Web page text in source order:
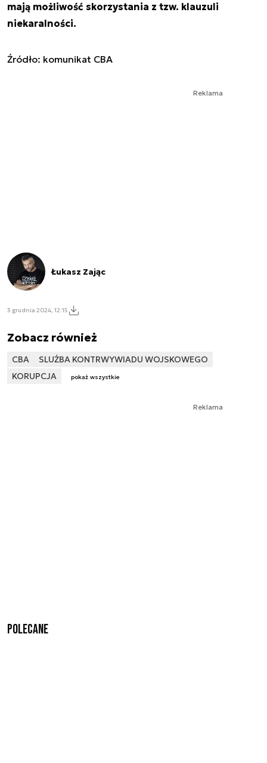
mają możliwość skorzystania z tzw. klauzuli
niekaralności.
Źródło: komunikat CBA
Reklama
Łukasz Zając
3 grudnia 2024, 12:15
Zobacz również
CBA
SLUŻBA KONTRWYWIADU WOJSKOWEGO
KORUPCJA
pokaż wszystkie
Reklama
Polecane